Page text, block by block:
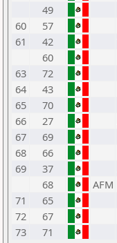
49
60
57
61
42
60
63
72
64
43
65
70
66
27
67
69
68
66
69
37
68
AFM
71
65
72
67
73
71